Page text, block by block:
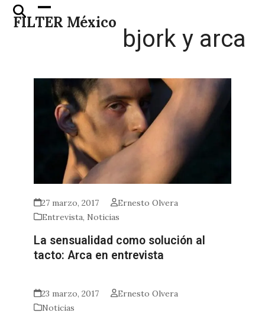
Skip
FILTER México
Open
mobile
Close
mobile
bjork y arca
27 marzo, 2017
Ernesto Olvera
Entrevista, Noticias
La sensualidad como solución al
tacto: Arca en entrevista
23 marzo, 2017
Ernesto Olvera
Noticias